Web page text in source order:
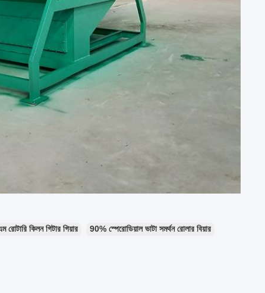
রোটারি কিলন গিটার গিয়ার 90% স্পেরোডিয়াল ভাটা সমর্থন রোলার বিয়ার